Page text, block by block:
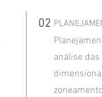
02
análise